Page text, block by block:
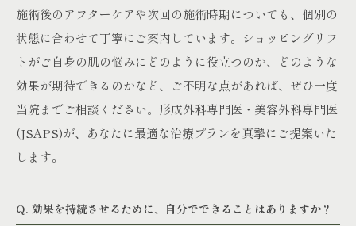
施術後のアフターケアや次回の施術時期についても、個別の
状態に合わせて丁寧にご案内しています。ショッピングリフ
トがご自身の肌の悩みにどのように役立つのか、どのような
効果が期待できるのかなど、ご不明な点があれば、ぜひ一度
当院までご相談ください。形成外科専門医・美容外科専門医
(JSAPS)が、あなたに最適な治療プランを真摯にご提案いた
します。
Q. 効果を持続させるために、自分でできることはありますか？